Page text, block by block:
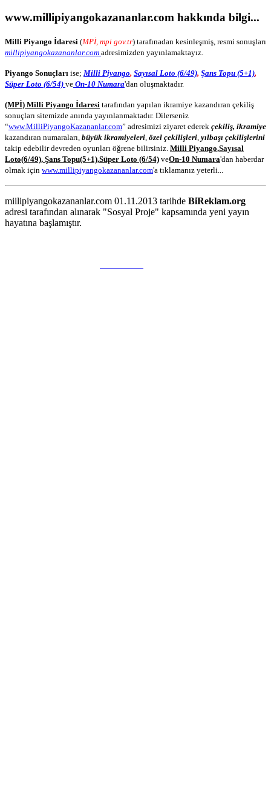
www.millipiyangokazananlar.com hakkında bilgi...
Milli Piyango İdaresi (MPİ, mpi gov.tr) tarafınadan kesinleşmiş, resmi sonuşları
millipiyangokazananlar.com adresimizden yayınlamaktayız.
Piyango Sonuçları ise; Milli Piyango, Sayısal Loto (6/49), Şans Topu (5+1),
Süper Loto (6/54) ve On-10 Numara'dan oluşmaktadır.
(MPİ) Milli Piyango İdaresi tarafından yapılan ikramiye kazandıran çekiliş
sonuçları sitemizde anında yayınlanmaktadır. Dilerseniz
“www.MilliPiyangoKazananlar.com” adresimizi ziyaret ederek çekiliş, ikramiye
kazandıran numaraları, büyük ikramiyeleri özel çekilişleri yılbaşı çekilişlerini
takip edebilir devreden oyunları öğrene bilirsiniz. Milli Piyango,Sayısal
Loto(6/49), Şans Topu(5+1),Süper Loto (6/54) veOn-10 Numara'dan haberdar
olmak için www.millipiyangokazananlar.com'a tıklamanız yeterli...
miilipiyangokazananlar.com 01.11.2013 tarihde BiReklam.org
adresi tarafından alınarak "Sosyal Proje" kapsamında yeni yayın
hayatına başlamıştır.